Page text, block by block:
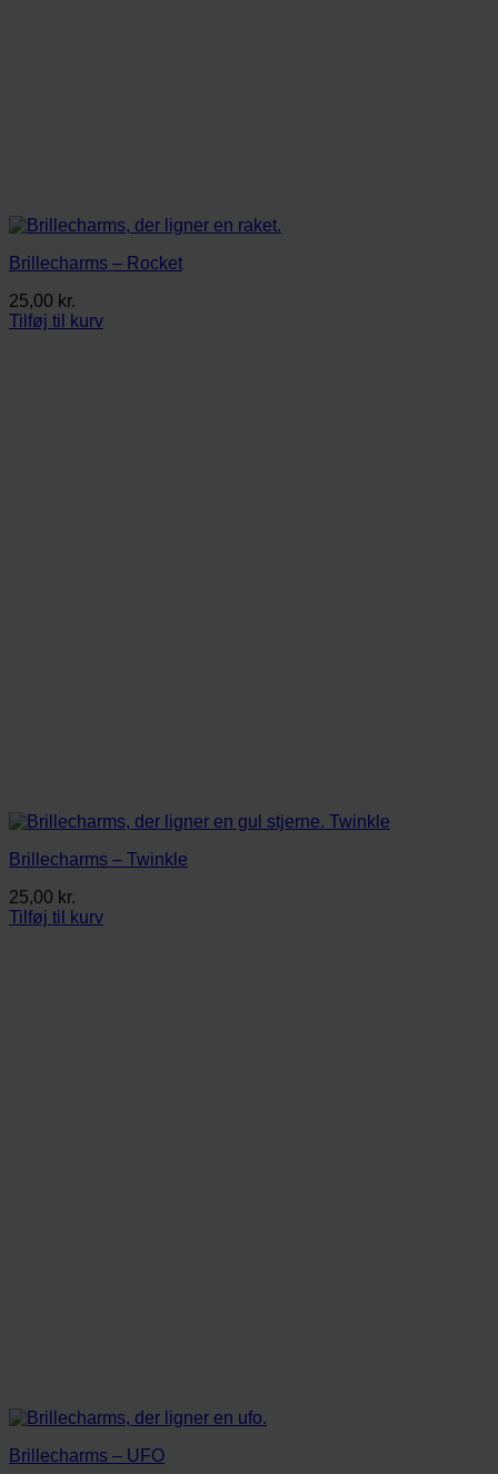
Brillecharms – Rocket
25,00 kr.
Tilføj til kurv
Brillecharms – Twinkle
25,00 kr.
Tilføj til kurv
Brillecharms – UFO